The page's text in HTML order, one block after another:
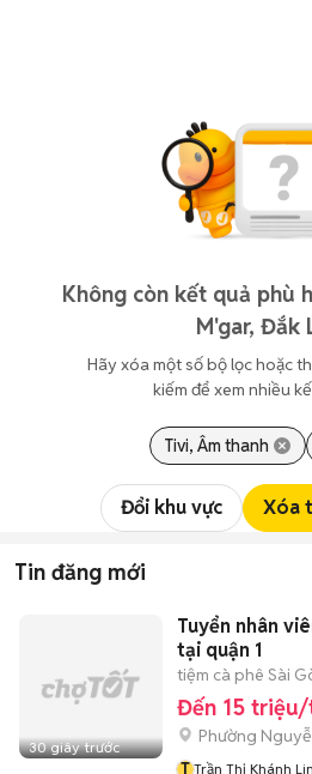
Không còn kết quả phù
M'gar, Đắk
Hãy xóa một số bộ lọc hoặc
kiếm để xem nhiều
Tivi, Âm thanh
Đổi khu vực Xóa
Tin đăng mới
30 giây trước
Tuyển nhân
tại quận 1
tiệm cà phê Sài
Đến 15
Phường
T Trần Thị Khánh